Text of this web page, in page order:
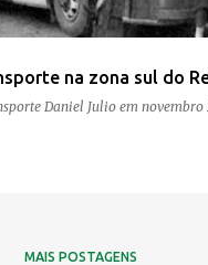
na zona sul do
Daniel Julio em novembro
MAIS POSTAGENS